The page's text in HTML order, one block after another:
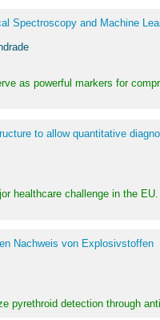
Spectroscopy and Machine
as powerful markers for
to allow quantitative
healthcare challenge in the
Nachweis von Explosivstoffen
pyrethroid detection through